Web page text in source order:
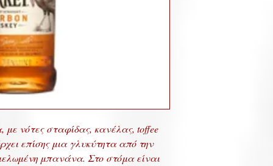
νότες σταφίδας, κανέλας, toffee
επίσης μια γλυκύτητα από την
μπανάνα. Στο στόμα είναι